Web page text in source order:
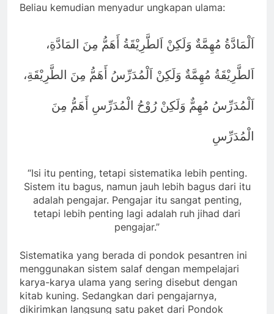
Beliau kemudian menyadur ungkapan ulama:
اَلْمَادَّةُ مُهِمَّةٌ وَلَكِنْ اَلطَّرِيْقَةُ أَهَمُّ مِنَ المَادَّةِ،
اَلطَّرِيْقَةُ مُهِمَّةٌ وَلَكِنْ اَلْمُدَرِّسُ أَهَمُّ مِنَ الطَّرِيْقَةِ،
اَلْمُدَرِّسُ مُهِمٌّ وَلَكِنْ رُوْحُ الْمُدَرِّسِ أَهَمُّ مِنَ
الْمُدَرِّسِ
“Isi itu penting, tetapi sistematika lebih penting.
Sistem itu bagus, namun jauh lebih bagus dari itu
adalah pengajar. Pengajar itu sangat penting,
tetapi lebih penting lagi adalah ruh jihad dari
pengajar.”
Sistematika yang berada di pondok pesantren ini
menggunakan sistem salaf dengan mempelajari
karya-karya ulama yang sering disebut dengan
kitab kuning. Sedangkan dari pengajarnya,
dikirimkan langsung satu paket dari Pondok